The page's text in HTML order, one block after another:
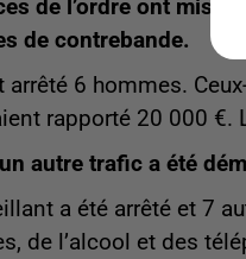
de l’ordre ont mis
de contrebande.
arrêté 6 hommes.
rapporté 20 000 €.
autre trafic a été
a été arrêté et 7
de l’alcool et des